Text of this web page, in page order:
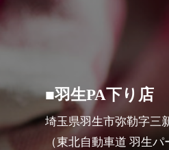
■羽生PA下り店
埼玉県羽生市弥勒字三
（東北自動車道 羽生